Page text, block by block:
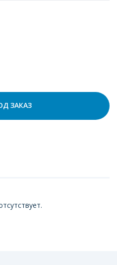
ЗАКАЗ